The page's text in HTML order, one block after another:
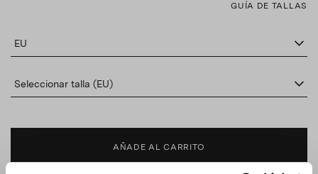
GUÍA DE TALLAS
EU
Seleccionar talla (EU)
AÑADE AL CARRITO